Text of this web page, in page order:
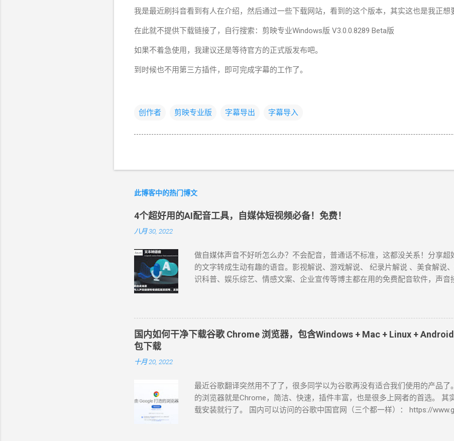
我是最近刷抖音看到有人在介绍，然后通过一些下载网站，看到的这个版本，其实这也是我正想
在此就不提供下载链接了，自行搜索：剪映专业Windows版 V3.0.0.8289 Beta版
如果不着急使用，我建议还是等待官方的正式版发布吧。
到时候也不用第三方插件，即可完成字幕的工作了。
创作者 剪映专业版 字幕导出 字幕导入
此博客中的热门博文
4个超好用的AI配音工具，自媒体短视频必备！免费！
八月 30, 2022
做自媒体声音不好听怎么办？不会配音，普通话不标准，这都没关系！分享超
的文字转成生动有趣的语音。影视解说、游戏解说、 纪录片解说 、美食解说
识科普、娱乐综艺、情感文案、企业宣传等博主都在用的免费配音软件，声音
语言和变体的 400 种神经网络语音，通过简单地调整语速、音调、发音和停
晓萱、晓辰、晓涵、晓墨、晓秋、晓辰、晓睿、晓双、晓颜、晓悠、晓梦、晓
杨、云希、云野 、云枫、云皓、云健、云夏、云泽。 最近新增方言版的 云希(
https://azure.microsoft.com/zh-cn/services/cognitive-services/text-to-
法使用 ) 使用心得： 无需注册登录即可免费使用，不会存储你的数据，也无法
录屏或录音软件，录制已生成的音频。 2、Clipchamp Clipchamp是微软旗下公
版的可以无限无水印导出，高达1080p (HD) 的导出分辨率，免费的音频、图
国内如何干净下载谷歌 Chrome 浏览器，包含Windows + Mac + Linux +
包下载
十月 20, 2022
最近谷歌翻译突然用不了了，很多同学以为谷歌再没有适合我们使用的产品了
的浏览器就是Chrome，简洁、快速，插件丰富，也是很多上网者的首选。 其
载安装就行了。 国内可以访问的谷歌中国官网（三个都一样）： https://
首页的网页文件。 注意：在这里，你直接点击下载按钮，下载下来的